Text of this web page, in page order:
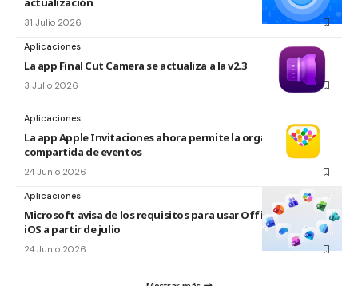
31 Julio 2026
Aplicaciones
La app Final Cut Camera se actualiza a la v2.3
3 Julio 2026
Aplicaciones
La app Apple Invitaciones ahora permite la organización
compartida de eventos
24 Junio 2026
Aplicaciones
Microsoft avisa de los requisitos para usar Office en macOS y
iOS a partir de julio
24 Junio 2026